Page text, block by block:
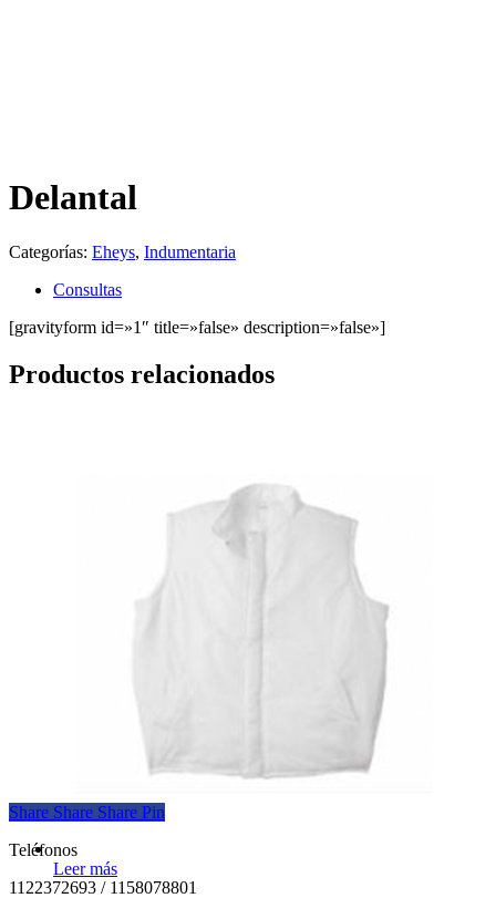
Delantal
Categorías: Eheys, Indumentaria
Consultas
[gravityform id=»1″ title=»false» description=»false»]
Productos relacionados
Leer más
Share Share Share Pin
Teléfonos
1122372693 / 1158078801